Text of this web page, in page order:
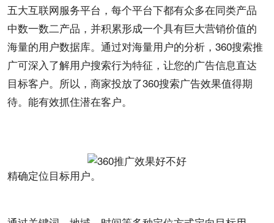
五大互联网服务平台，每个平台下都有众多在同类产品
中数一数二产品，并积累形成一个具有巨大营销价值的
海量的用户数据库。通过对海量用户的分析，360搜索推
广可深入了解用户搜索行为特征，让您的广告信息直达
目标客户。所以， 商家投放了360搜索广告效果值得期
待。能有效抓住潜在客户。
精确定位目标用户。